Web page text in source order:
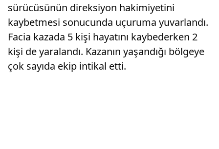
sürücüsünün direksiyon hakimiyetini
kaybetmesi sonucunda uçuruma yuvarlandı.
Facia kazada 5 kişi hayatını kaybederken 2
kişi de yaralandı. Kazanın yaşandığı bölgeye
çok sayıda ekip intikal etti.